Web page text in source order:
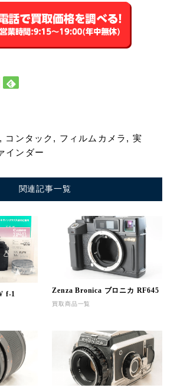
, コンタック , フィルムカメラ , 実
インダー
関連記事一覧
f-1 Zenza Bronica ブロニカ RF645
買取商品一覧